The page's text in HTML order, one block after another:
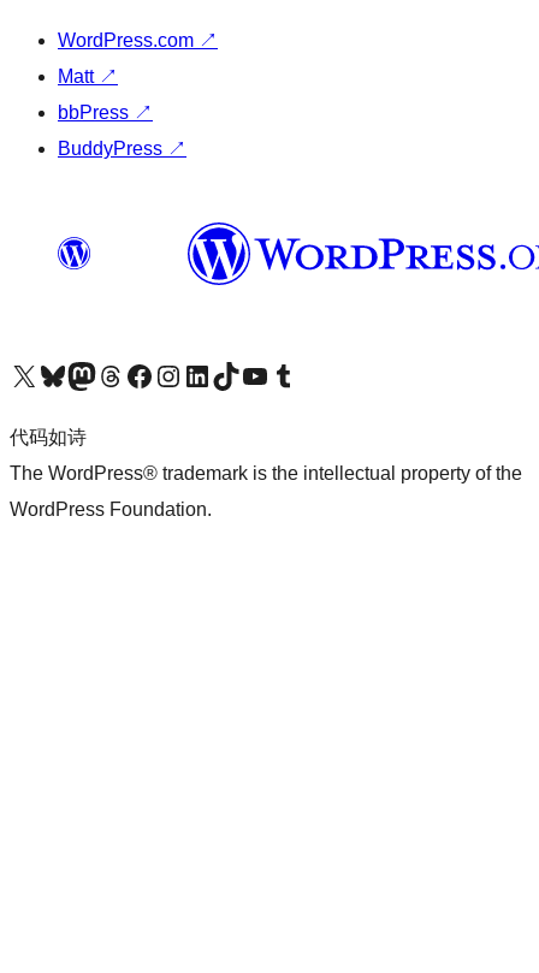
WordPress.com ↗
Matt ↗
bbPress ↗
BuddyPress ↗
关注我们的 X（原 Twitter）账号访问我们的 Bluesky 账号关注我们的 Mastodon 账号访问我们的 Threads 账号 访问我们的 Facebook 公共主页关注我们的 Instagram 账号 关注我们的 LinkedIn 主页访问我们的 TikTok 账号访问我们的 YouTube 频道 访问我们的 Tumblr 账号
代码如诗
The WordPress® trademark is the intellectual property of the
WordPress Foundation.